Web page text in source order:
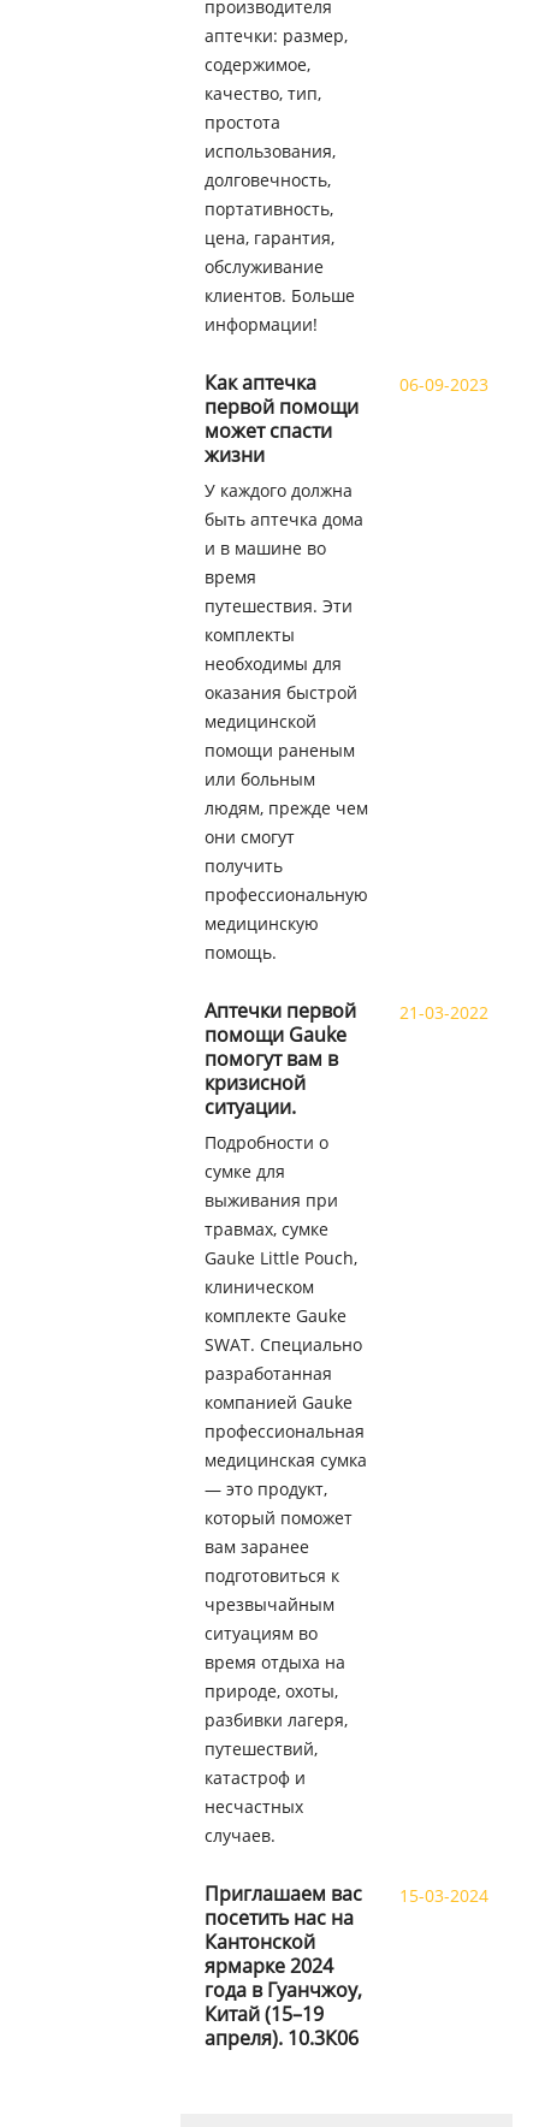
производителя
аптечки: размер,
содержимое,
качество, тип,
простота
использования,
долговечность,
портативность,
цена, гарантия,
обслуживание
клиентов. Больше
информации!
Как аптечка
первой помощи
может спасти
жизни
У каждого должна
быть аптечка дома
и в машине во
время
путешествия. Эти
комплекты
необходимы для
оказания быстрой
медицинской
помощи раненым
или больным
людям, прежде чем
они смогут
получить
профессиональную
медицинскую
помощь.
06-09-2023
Аптечки первой
помощи Gauke
помогут вам в
кризисной
ситуации.
Подробности о
сумке для
выживания при
травмах, сумке
Gauke Little Pouch,
клиническом
комплекте Gauke
SWAT. Специально
разработанная
компанией Gauke
профессиональная
медицинская сумка
— это продукт,
который поможет
вам заранее
подготовиться к
чрезвычайным
ситуациям во
время отдыха на
природе, охоты,
разбивки лагеря,
путешествий,
катастроф и
несчастных
случаев.
21-03-2022
Приглашаем вас
посетить нас на
Кантонской
ярмарке 2024
года в Гуанчжоу,
Китай (15–19
апреля). 10.3К06
15-03-2024